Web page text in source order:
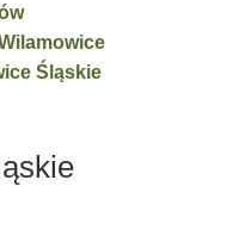
Śląskie